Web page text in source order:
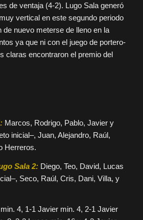
de ventaja (4-2). Lugo Sala generó
vertical en este segundo periodo
de nuevo meterse de lleno en la
ya que ni con el juego de portero-
claras encontraron el premio del
Marcos, Rodrigo, Pablo, Javier y
inicial–, Juan, Alejandro, Raúl,
Herreros.
Sala 2: Diego, Teo, David, Lucas
Seco, Raúl, Cris, Dani, Villa, y
4, 1-1 Javier min. 4, 2-1 Javier